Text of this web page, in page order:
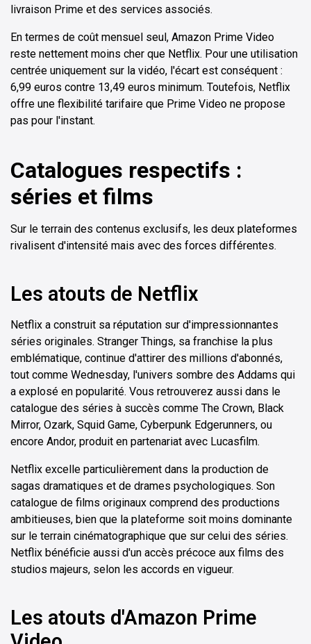
livraison Prime et des services associés.
En termes de coût mensuel seul, Amazon Prime Video
reste nettement moins cher que Netflix. Pour une utilisation
centrée uniquement sur la vidéo, l'écart est conséquent :
6,99 euros contre 13,49 euros minimum. Toutefois, Netflix
offre une flexibilité tarifaire que Prime Video ne propose
pas pour l'instant.
Catalogues respectifs :
séries et films
Sur le terrain des contenus exclusifs, les deux plateformes
rivalisent d'intensité mais avec des forces différentes.
Les atouts de Netflix
Netflix a construit sa réputation sur d'impressionnantes
séries originales. Stranger Things, sa franchise la plus
emblématique, continue d'attirer des millions d'abonnés,
tout comme Wednesday, l'univers sombre des Addams qui
a explosé en popularité. Vous retrouverez aussi dans le
catalogue des séries à succès comme The Crown, Black
Mirror, Ozark, Squid Game, Cyberpunk Edgerunners, ou
encore Andor, produit en partenariat avec Lucasfilm.
Netflix excelle particulièrement dans la production de
sagas dramatiques et de drames psychologiques. Son
catalogue de films originaux comprend des productions
ambitieuses, bien que la plateforme soit moins dominante
sur le terrain cinématographique que sur celui des séries.
Netflix bénéficie aussi d'un accès précoce aux films des
studios majeurs, selon les accords en vigueur.
Les atouts d'Amazon Prime